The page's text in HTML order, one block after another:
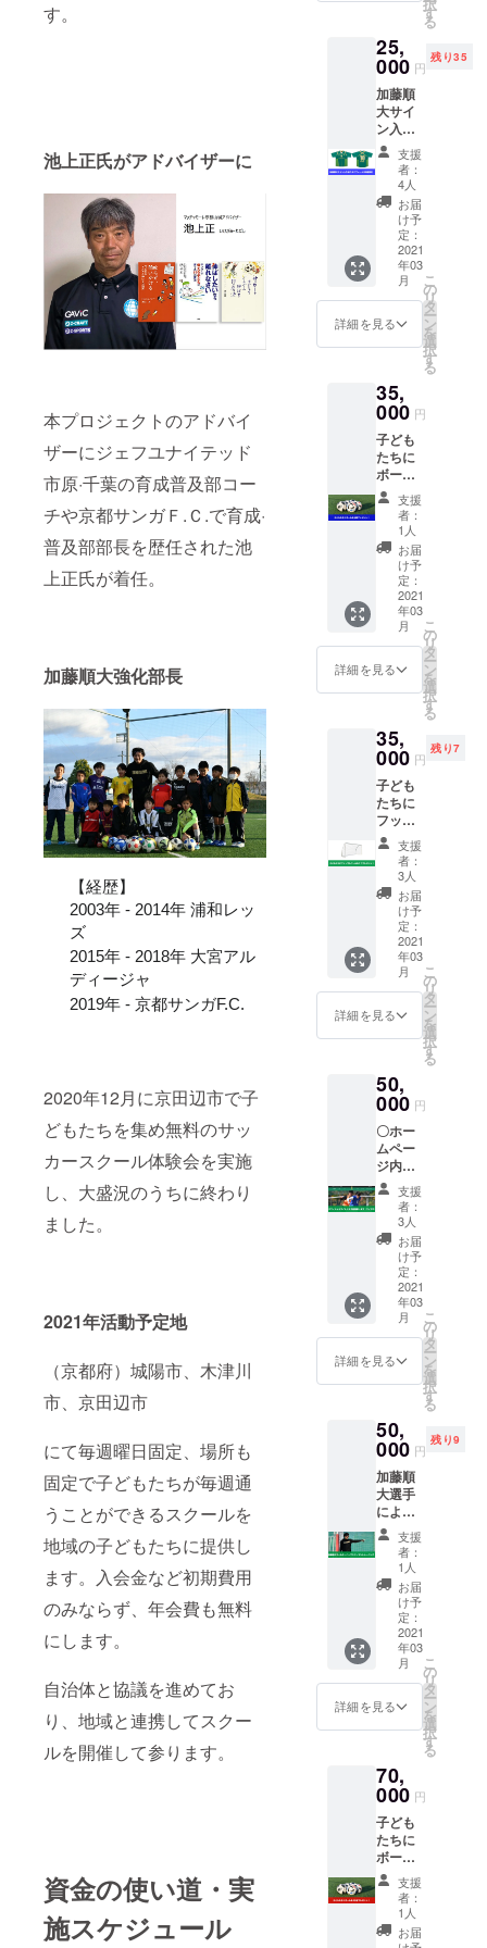
す。
池上正氏がアドバイザーに
本プロジェクトのアドバイ
ザーにジェフユナイテッド
市原·千葉の育成普及部コー
チや京都サンガＦ.Ｃ.で育成·
普及部部長を歴任された池
上正氏が着任。
加藤順大強化部長
【経歴】
2003年 - 2014年 浦和レッ
ズ
2015年 - 2018年 大宮アル
ディージャ
2019年 - 京都サンガF.C.
2020年12月に京田辺市で子
どもたちを集め無料のサッ
カースクール体験会を実施
し、大盛況のうちに終わり
ました。
2021年活動予定地
（京都府）城陽市、木津川
市、京田辺市
にて毎週曜日固定、場所も
固定で子どもたちが毎週通
うことができるスクールを
地域の子どもたちに提供し
ます。入会金など初期費用
のみならず、年会費も無料
にします。
自治体と協議を進めてお
り、地域と連携してスクー
ルを開催して参ります。
資金の使い道・実
施スケジュール
た新芽
は旨味
成分が
高く、
渋みが
抑えら
れてい
るのが
特徴で
す。 ●
発送方
法 日本
郵便の
定形外
郵便を
予定し
ており
ます。
●お届け
2021年
5月下旬
を予定
してお
りま
す。
望され
る場合
はその
旨記入
くださ
い。
が存続
する限
り、永
遠に掲
示させ
ていた
だきま
す！ ●
カラー
ブルー
（画像
を参照
くださ
い） ●
サイズ
S、M、
L、Oよ
す。画
像２枚
サイズ
感をご
確認く
ださ
い。 ●
背番号
及び名
前のプ
リント
ご希望
を備考
欄にお
ださ
い。今
らない
場合
は、本
クラ
ファン
が終了
次第お
伺いい
たしま
す。 ●
さらに
備考欄
にお書
きいた
だきた
オフィ
シャル
ユニ
フォー
ム購入
者とし
てお名
前を掲
載いた
します
ので、
お名前
及び本
取り組
みに対
しての
メッ
があれ
ばぜひ
ださ
い。 ※
ニック
ネーム
や匿名
をご希
望され
る場合
はその
旨記入
くださ
い。
えいた
す。 2
時間必
要な場
合は2回
購入く
ださ
い。 ★
相談内
容例 -本
の出版
につい
て -起業
につい
て -進路
相談 な
ど。
《場
ンライ
ンで承
りま
す。
《注意
事項》
※京都府
外への
出張を
ご希望
の場合
は、別
途交通
費を実
費でお
願いい
たしま
合は実
費ご負
さい。
※飲みな
がらの
場合は
未成年
はご遠
慮くだ
さい。
す
る
25,
000 円
残り35
加藤順
大サイ
ン入り
マッ
チャ
モーレ
京都山
城ユニ
フォー
号は39
番とな
りま
す。 サ
ン
キュー
ちを込
めて39
枚限定
で販
売。 サ
イズ
は、S、
M、L、
XLより
お選び
いただ
けま
す。 加
藤君か
らお礼
動画が
届くか
支援
者：
4人
お届
け予
定：
2021
年03
月
詳細を見る
こ
の
リ
タ
ー
ン
を
選
択
す
る
35,
000 円
子ども
たちに
ボール
を5球プ
レゼン
トでき
る権利
子ども
たちに
ボール
をプレ
ゼント
したお
写真を
ホーム
ページ
しま
す。
ボール
プレゼ
ンター
として
ホーム
ページ
にお名
前を掲
載させ
ていた
だきま
す。 備
考欄に
お名前
及び本
メッ
セージ
があれ
ばぜひ
記入く
ださ
い。 ※
ニック
ネーム
や匿名
をご希
望され
る場合
はその
旨記入
くださ
い。
支援
者：
1人
お届
け予
定：
2021
年03
月
詳細を見る
こ
の
リ
タ
ー
ン
を
選
択
す
る
35,
000 円
残り7
子ども
たちに
フット
サル
ゴール
を１つ
プレゼ
ントす
ること
ができ
ます。
子ども
たちが
プレゼ
ントい
ただい
ルの前
に立ち
写真を
撮りま
す。 そ
の写真
をホー
ムペー
ジに掲
載させ
ていた
だきま
す。
ゴール
プレゼ
ンター
として
ムを添
えさせ
ていた
だきま
す。 備
考欄に
お名前
及び本
取り組
みに対
しての
メッ
セージ
があれ
ばぜひ
記入く
ださ
や匿名
をご希
る場合
はその
旨記入
くださ
い。
支援
者：
3人
お届
け予
定：
2021
年03
月
詳細を見る
こ
の
リ
タ
ー
ン
を
選
択
す
る
50,
000 円
〇ホー
ムペー
ジ内に
創設サ
ポー
ターと
してお
名前を
掲載さ
せてい
ただき
ます。
文字サ
イズ中
備考欄
にお名
本取り
組みに
対して
のメッ
セージ
があれ
ばぜひ
記入く
ださ
い。 ※
ニック
ネーム
や匿名
をご希
望され
る場合
はその
支援
者：
3人
お届
け予
定：
2021
年03
月
詳細を見る
こ
の
リ
タ
ー
ン
を
選
択
す
る
50,
000 円
残り9
加藤順
大選手
による
ゴール
キー
パーマ
ンツー
マント
レーニ
ング 90
分x2回
のマン
ツーマ
ンクリ
ニック
を受講
とがで
きま
す。 場
所は京
都府内
となり
ます。
実施日
時は後
日、相
支援
者：
1人
お届
け予
定：
2021
年03
月
詳細を見る
こ
の
リ
タ
ー
ン
を
選
択
す
る
70,
000 円
子ども
たちに
ボール
を10球
プレゼ
ントで
きる権
支援
者：
1人
お届